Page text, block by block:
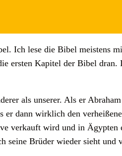
Ich lese die Bibel meistens
ersten Kapitel der Bibel
als unserer. Als er
dann wirklich den
verkauft wird und in
seine Brüder wieder sieht und